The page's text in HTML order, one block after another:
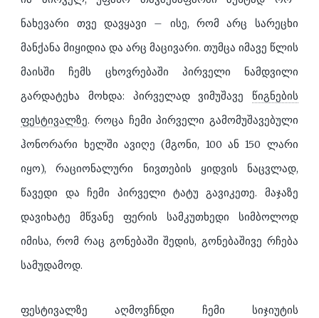
ნახევარი თვე დავყავი – ისე, რომ არც სარეცხი
მანქანა მიყიდია და არც მაცივარი. თუმცა იმავე წლის
მაისში ჩემს ცხოვრებაში პირველი ნამდვილი
გარდატეხა მოხდა: პირველად ვიმუშავე წიგნების
ფესტივალზე. როცა ჩემი პირველი გამომუშავებული
ჰონორარი ხელში ავიღე (მგონი, 100 ან 150 ლარი
იყო), რაციონალური ნივთების ყიდვის ნაცვლად,
წავედი და ჩემი პირველი ტატუ გავიკეთე. მაჯაზე
დავიხატე მწვანე ფერის სამკუთხედი სიმბოლოდ
იმისა, რომ რაც გონებაში შედის, გონებაშივე რჩება
სამუდამოდ.
ფესტივალზე აღმოვჩნდი ჩემი სიჯიუტის